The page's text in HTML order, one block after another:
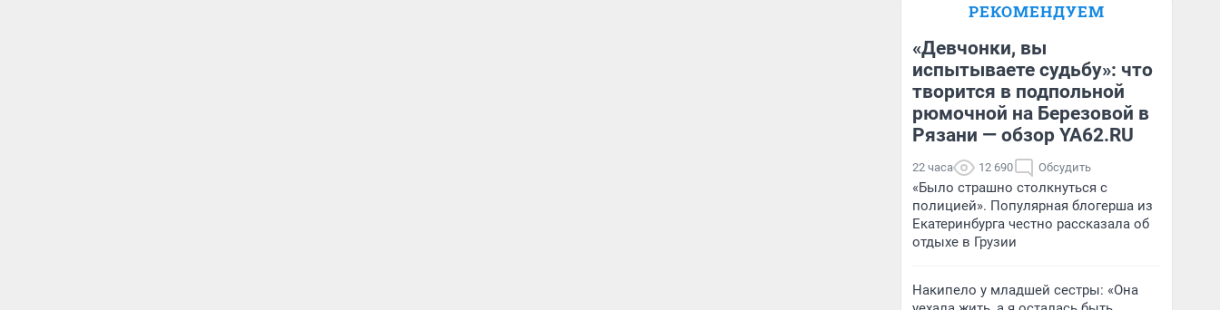
Главврач клиники
Волковой»
РЕКОМЕНДУЕМ
«Девчонки, вы
испытываете судьбу»: что
творится в подпольной
рюмочной на Березовой в
Рязани — обзор YA62.RU
22 часа 12 690 Обсудить
«Было страшно столкнуться с
полицией». Популярная блогерша из
Екатеринбурга честно рассказала об
отдыхе в Грузии
Накипело у младшей сестры: «Она